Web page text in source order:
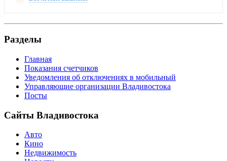
Разделы
Главная
Показания счетчиков
Уведомления об отключениях в мобильный
Управляющие организации Владивостока
Посты
Сайты Владивостока
Авто
Кино
Недвижимость